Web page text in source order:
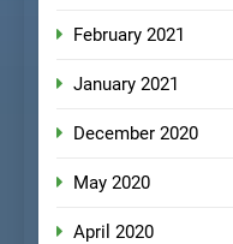
February 2021
January 2021
December 2020
May 2020
April 2020